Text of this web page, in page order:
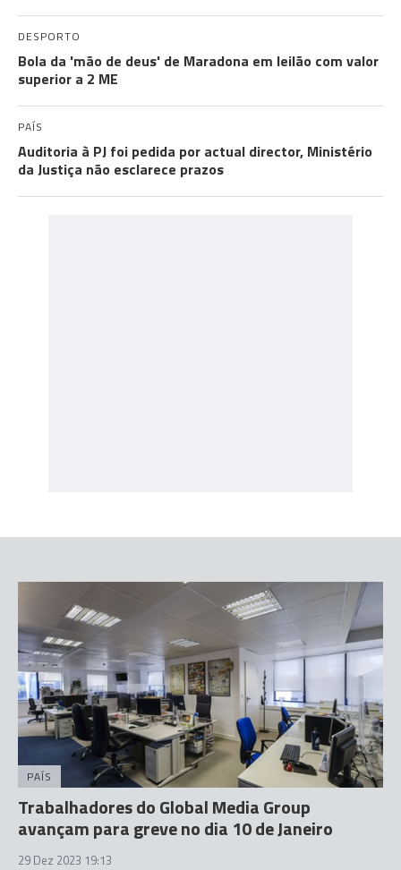
DESPORTO
Bola da 'mão de deus' de Maradona em leilão com valor
superior a 2 ME
PAÍS
Auditoria à PJ foi pedida por actual director, Ministério
da Justiça não esclarece prazos
PAÍS
Trabalhadores do Global Media Group
avançam para greve no dia 10 de Janeiro
29 Dez 2023 19:13